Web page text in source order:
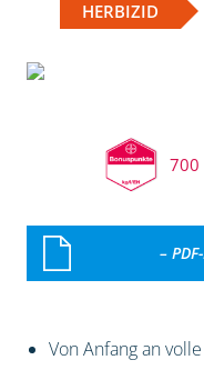
HERBIZID
700
–
Von Anfang an